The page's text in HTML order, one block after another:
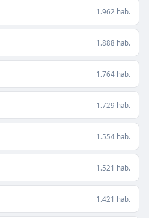
1.962 hab.
1.888 hab.
1.764 hab.
1.729 hab.
1.554 hab.
1.521 hab.
1.421 hab.